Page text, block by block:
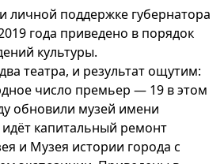
личной поддержке губернатора
года приведено в порядок
культуры.
театра, и результат ощутим:
число премьер — 19 в этом
обновили музей имени
капитальный ремонт
и Музея истории города с